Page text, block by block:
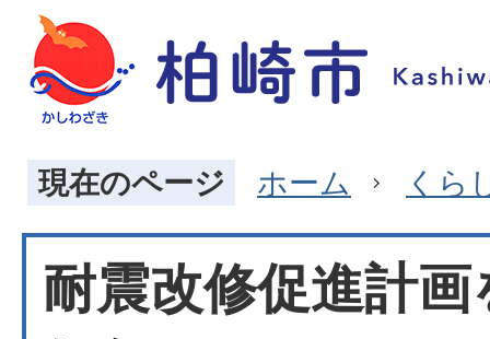
現在のページ ホーム くら
耐震改修促進計